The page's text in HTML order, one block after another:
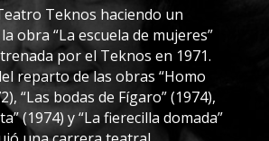
Teknos haciendo un
obra “La escuela de mujeres”
por el Teknos en 1971.
reparto de las obras “Homo
“Las bodas de Fígaro” (1974),
(1974) y “La fierecilla domada”